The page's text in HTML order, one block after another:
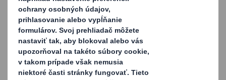
Obaly pre elektronický obchod zvyšujú
predaj. Vyvinuli sme jednoduché, praktické a
rýchle obalové riešenia pre oblasti: e-shopy,
priamy internetový predaj a distribúciu.
Rýchly rast internetového predaja vytvára